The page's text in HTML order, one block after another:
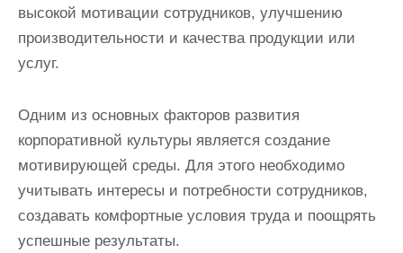
высокой мотивации сотрудников, улучшению
производительности и качества продукции или
услуг.
Одним из основных факторов развития
корпоративной культуры является создание
мотивирующей среды. Для этого необходимо
учитывать интересы и потребности сотрудников,
создавать комфортные условия труда и поощрять
успешные результаты.